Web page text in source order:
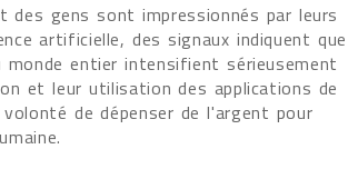
des gens sont impressionnés par leurs
artificielle, des signaux indiquent que
entier intensifient sérieusement
et leur utilisation des applications de
de dépenser de l'argent pour